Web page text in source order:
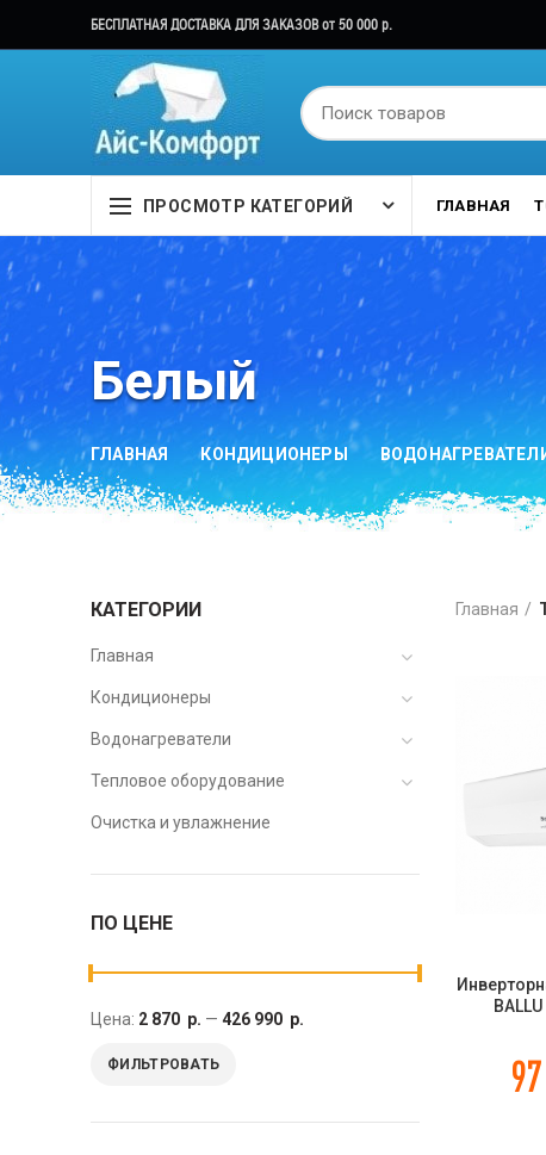
БЕСПЛАТНАЯ ДОСТАВКА ДЛЯ ЗАКАЗОВ от 50 000 р.
ПРОСМОТР КАТЕГОРИЙ ГЛАВНАЯ
Белый
ГЛАВНАЯ КОНДИЦИОНЕРЫ
Главная
КАТЕГОРИИ
Главная
Кондиционеры
Водонагреватели
Тепловое оборудование
Очистка и увлажнение
ПО ЦЕНЕ
ФИЛЬТРОВАТЬ
Цена: 2 870 р. — 426 990 р.